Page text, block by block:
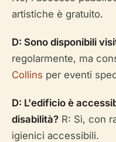
artistiche è gratuito.
D: Sono disponibili
regolarmente, ma
Collins per eventi
D: L'edificio è
disabilità? R: Sì, con
igienici accessibili.